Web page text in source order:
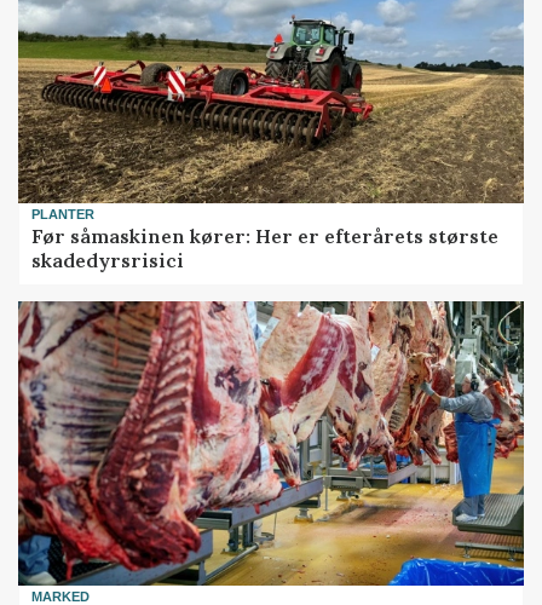
PLANTER
Før såmaskinen kører: Her er efterårets største
skadedyrsrisici
MARKED